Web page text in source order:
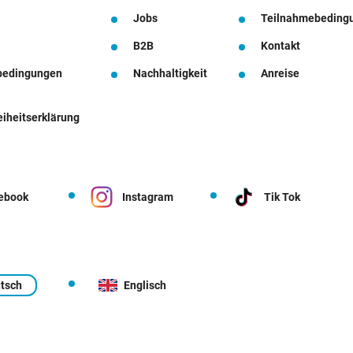
Jobs
B2B Kontakt
Nachhaltigkeit Anreise
Instagram Tik Tok
Englisch